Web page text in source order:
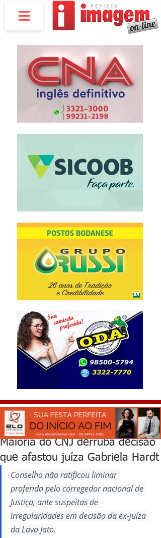
Maioria do CNJ derruba decisão
que afastou juíza Gabriela Hardt
Conselho não ratificou liminar
proferida pelo corregedor nacional de
Justiça, ante suspeitas de
irregularidades em decisão da ex-juíza
da Lava Jato.